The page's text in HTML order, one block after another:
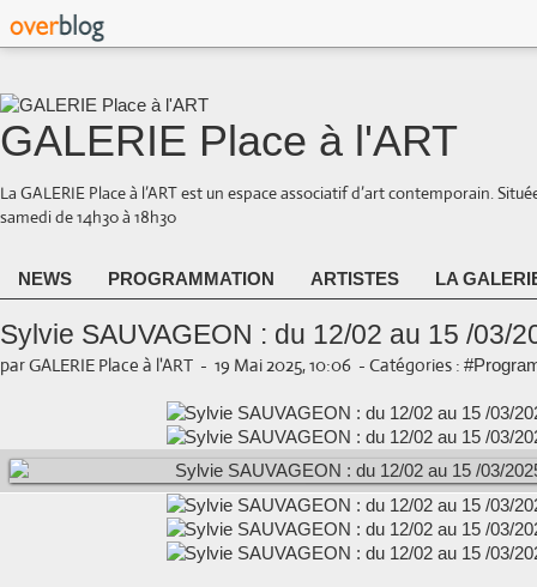
GALERIE Place à l'ART
La GALERIE Place à l’ART est un espace associatif d’art contemporain.
samedi de 14h30 à 18h30
NEWS PROGRAMMATION ARTISTES LA
Sylvie SAUVAGEON : du 12/02 au 15 /03/
par GALERIE Place à l'ART - 19 Mai 2025, 10:06 - Catégories :